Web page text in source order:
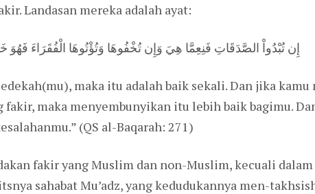
Landasan mereka adalah ayat:
إِن تُبْدُواْ الصَّدَقَاتِ فَنِعِمَّا هِيَ وَإِن تُخْفُوهَا وَتُؤْتُوهَا الْفُقَرَاءَ
maka itu adalah baik sekali. Dan jika
fakir, maka menyembunyikan itu lebih baik bagimu.
(QS al-Baqarah: 271)
fakir yang Muslim dan non-Muslim, kecuali dalam
sahabat Mu’adz, yang kedudukannya men-